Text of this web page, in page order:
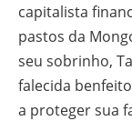
capitalista
pastos da
seu sobrinho,
falecida
a proteger sua